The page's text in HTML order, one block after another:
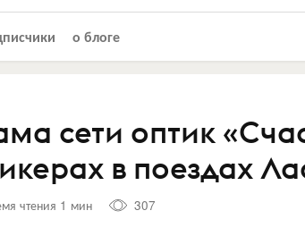
о блоге
сети оптик
в поездах
чтения 1 мин 307